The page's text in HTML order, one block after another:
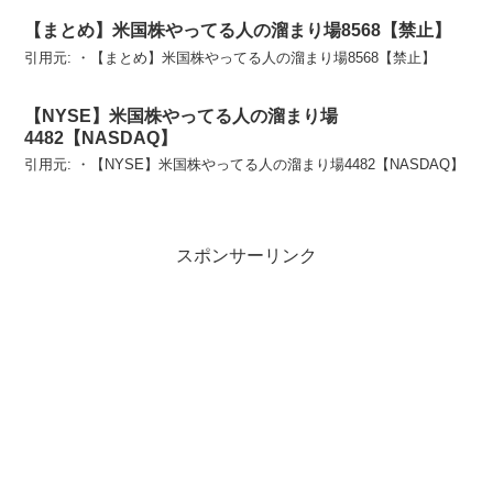
【まとめ】米国株やってる人の溜まり場8568【禁止】
引用元: ・【まとめ】米国株やってる人の溜まり場8568【禁止】
【NYSE】米国株やってる人の溜まり場
4482【NASDAQ】
引用元: ・【NYSE】米国株やってる人の溜まり場4482【NASDAQ】
スポンサーリンク